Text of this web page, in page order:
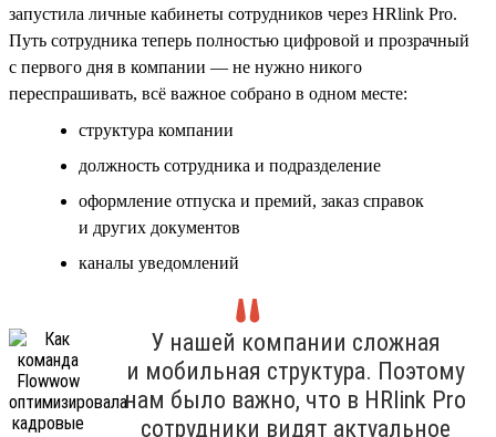
запустила личные кабинеты сотрудников через HRlink Pro.
Путь сотрудника теперь полностью цифровой и прозрачный
с первого дня в компании — не нужно никого
переспрашивать, всё важное собрано в одном месте:
структура компании
должность сотрудника и подразделение
оформление отпуска и премий, заказ справок
и других документов
каналы уведомлений
У нашей компании сложная
и мобильная структура. Поэтому
нам было важно, что в HRlink Pro
сотрудники видят актуальное